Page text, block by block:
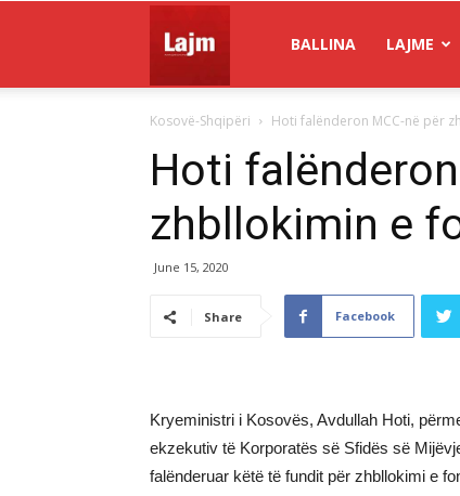
Lajm
BALLINA LAJME
Kosovë-Shqipëri Hoti falënderon MCC-në për
Hoti
zhbllokimin e
June 15, 2020
Share Facebook
Kryeministri i Kosovës, Avdullah Hoti,
ekzekutiv të Korporatës së Sfidës së
falënderuar këtë të fundit për zhbllokimi e